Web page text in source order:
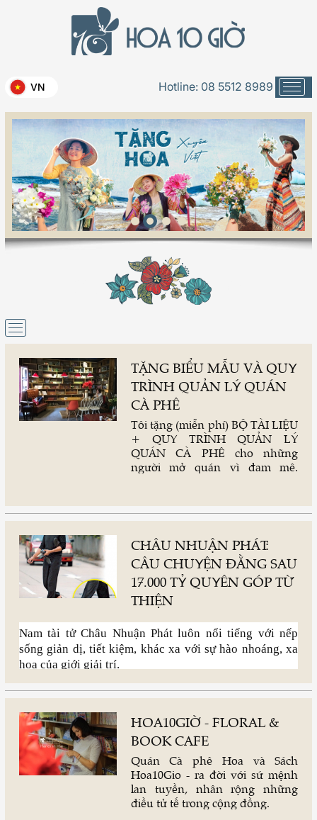
Hotline: 08 5512 8989
VN
Floral & Book Café
TẶNG BIỂU MẪU VÀ QUY
TRÌNH QUẢN LÝ QUÁN
CÀ PHÊ
Tôi tặng (miễn phí) BỘ TÀI LIỆU
+ QUY TRÌNH QUẢN LÝ
QUÁN CÀ PHÊ cho những
người mở quán vì đam mê.
không có kỹ năng quản lý.
CHÂU NHUẬN PHÁT:
CÂU CHUYỆN ĐẰNG SAU
17.000 TỶ QUYÊN GÓP TỪ
THIỆN
Nam tài tử Châu Nhuận Phát luôn nổi tiếng với nếp
sống giản dị, tiết kiệm, khác xa với sự hào nhoáng, xa
hoa của giới giải trí.
HOA10GIỜ - FLORAL &
BOOK CAFE
Quán Cà phê Hoa và Sách
Hoa10Gio - ra đời với sứ mệnh
lan tuyền, nhân rộng những
điều tử tế trong cộng đồng.